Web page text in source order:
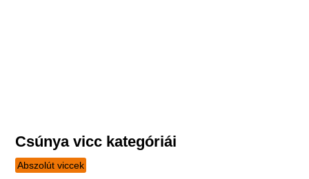
Csúnya vicc kategóriái
Abszolút viccek